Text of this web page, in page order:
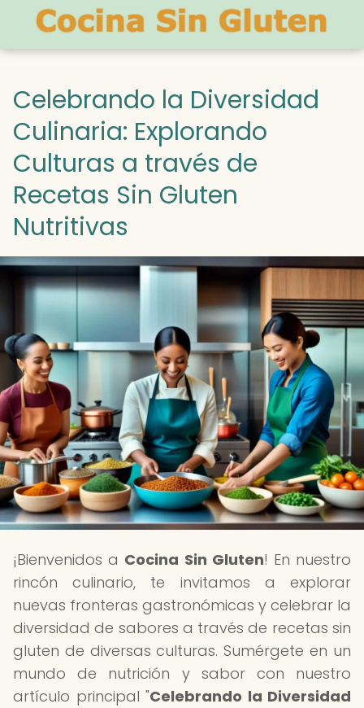
Celebrando la Diversidad
Culinaria: Explorando
Culturas a través de
Recetas Sin Gluten
Nutritivas
¡Bienvenidos a Cocina Sin Gluten! En nuestro
rincón culinario, te invitamos a explorar
nuevas fronteras gastronómicas y celebrar la
diversidad de sabores a través de recetas sin
gluten de diversas culturas. Sumérgete en un
mundo de nutrición y sabor con nuestro
artículo principal "Celebrando la Diversidad